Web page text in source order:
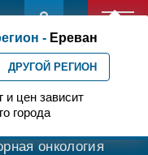
- Ереван
ДРУГОЙ РЕГИОН
и цен зависит
городатерапия
онкология